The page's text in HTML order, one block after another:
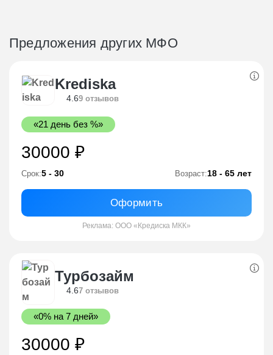
Предложения других МФО
Krediska
4.69 отзывов
«21 день без %»
30000 ₽
Срок:5 - 30 Возраст:18 - 65 лет
Оформить
Реклама: ООО «Кредиска МКК»
Турбозайм
4.67 отзывов
«0% на 7 дней»
30000 ₽